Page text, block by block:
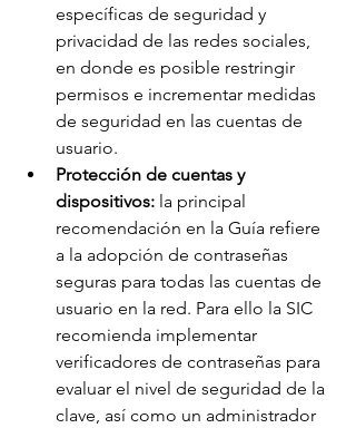
específicas de seguridad y
privacidad de las redes sociales,
en donde es posible restringir
permisos e incrementar medidas
de seguridad en las cuentas de
usuario.
Protección de cuentas y
dispositivos: la principal
recomendación en la Guía refiere
a la adopción de contraseñas
seguras para todas las cuentas de
usuario en la red. Para ello la SIC
recomienda implementar
verificadores de contraseñas para
evaluar el nivel de seguridad de la
clave, así como un administrador